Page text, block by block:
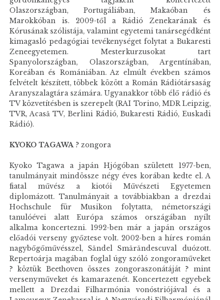
Olaszországban, Portugáliában, Makaóban és
Marokkóban is. 2009-től a Rádió Zenekarának és
Kórusának szólistája, valamint egyetemi tanársegédként
kimagasló pedagógiai tevékenységet folytat a Bukaresti
Zeneegyetemen. Mesterkurzusokat tart
Spanyolországban, Olaszországban, Argentínában,
Koreában és Romániában. Az elmúlt években számos
felvételt készített, többek között a Román Rádiótársaság
Aranyszalagtára számára. Ugyanakkor több élő rádió és
TV közvetítésben is szerepelt (RAI Torino, MDR Leipzig,
TVR, Acasă TV, Berlini Rádió, Bukaresti Rádió, Euskadi
Rádió).
KYOKO TAGAWA ? zongora
Kyoko Tagawa a japán Hjógóban született 1977-ben,
tanulmányait mindössze négy éves korában kedte el. A
fiatal művész a kiotói Művészeti Egyetemen
diplomázott. Tanulmányait a továbbiakban a drezdai
Hochschule für Musikon folytatta, németországi
tanulóévei alatt Európa számos országában nyílt
alkalma koncertezni. 1992-ben már a japán országos
előadói verseny győztese volt. 2002-ben a híres román
nagybőgőművésszel, Săndel Smărăndescuval duózott.
Repertoárja magában foglal úgy szóló zongoraműveket
? köztük Beethoven összes zongoraszonátáját ? mint
versenyműveket és kamarazenét. Koncertezett egyebek
mellett a Drezdai Filharmónia vonóstriójával és a